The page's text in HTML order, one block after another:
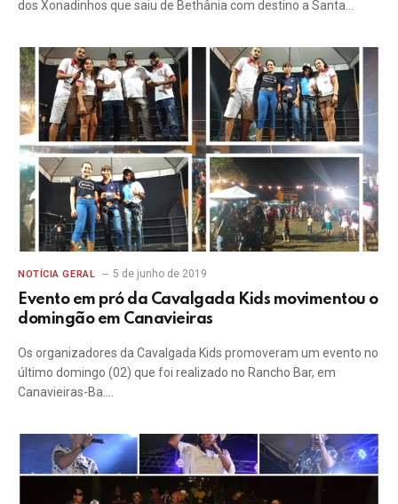
dos Xonadinhos que saiu de Bethânia com destino a Santa…
NOTÍCIA GERAL 5 de junho de 2019
Evento em pró da Cavalgada Kids movimentou o
domingão em Canavieiras
Os organizadores da Cavalgada Kids promoveram um evento no
último domingo (02) que foi realizado no Rancho Bar, em
Canavieiras-Ba.…